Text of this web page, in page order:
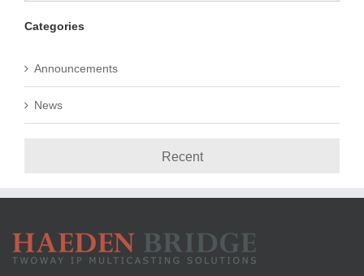
Categories
Announcements
News
Recent